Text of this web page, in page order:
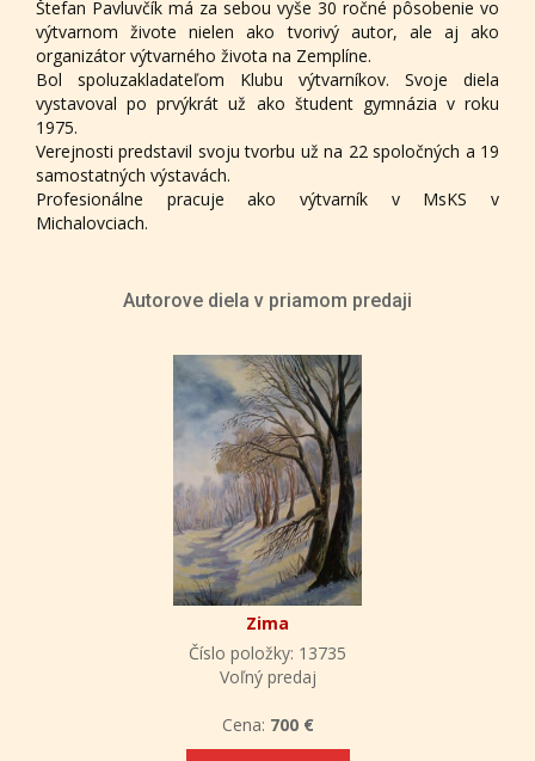
Štefan Pavluvčík má za sebou vyše 30 ročné pôsobenie vo
výtvarnom živote nielen ako tvorivý autor, ale aj ako
organizátor výtvarného života na Zemplíne.
Bol spoluzakladateľom Klubu výtvarníkov. Svoje diela
vystavoval po prvýkrát už ako študent gymnázia v roku
1975.
Verejnosti predstavil svoju tvorbu už na 22 spoločných a 19
samostatných výstavách.
Profesionálne pracuje ako výtvarník v MsKS v
Michalovciach.
Autorove diela v priamom predaji
Zima
Číslo položky: 13735
Voľný predaj
Cena: 700 €